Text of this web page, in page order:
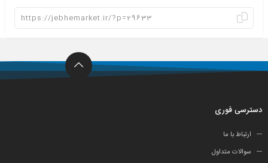
دسترسی فوری
ارتباط با ما
سوالات متداول